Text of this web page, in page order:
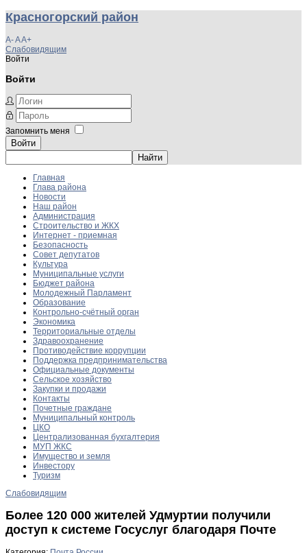
Красногорский район
A-AA+
Слабовидящим
Войти
Войти
Запомнить меня
Войти
Главная
Глава района
Новости
Наш район
Администрация
Строительство и ЖКХ
Интернет - приемная
Безопасность
Совет депутатов
Культура
Муниципальные услуги
Бюджет района
Молодежный Парламент
Образование
Контрольно-счётный орган
Экономика
Территориальные отделы
Здравоохранение
Противодействие коррупции
Поддержка предпринимательства
Официальные документы
Сельское хозяйство
Закупки и продажи
Контакты
Почетные граждане
Муниципальный контроль
ЦКО
Централизованная бухгалтерия
МУП ЖКС
Имущество и земля
Инвестору
Туризм
Слабовидящим
Более 120 000 жителей Удмуртии получили
доступ к системе Госуслуг благодаря Почте